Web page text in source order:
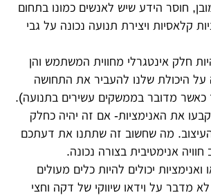
חוסר הידע שיש לאנשים כמונו בתחום
קלאסיות ויצירת תנועה נכונה על גבי
חלק אינטגרלי מחווית המשתמש והן
על היכולת שלנו להעביר את התחושה
כאשר מדובר בממשקים עשירים בתנועה).
את האנימציות- אם זה יהיה כחלק
העיצוב. מה שחשוב זה שתתנו את דעתכם
אנימטיבית בצורה נכונה.
ואנימציות יכולים להיות כלים מעולים
מדבר על וידאו שיווקי של דקה וחצי